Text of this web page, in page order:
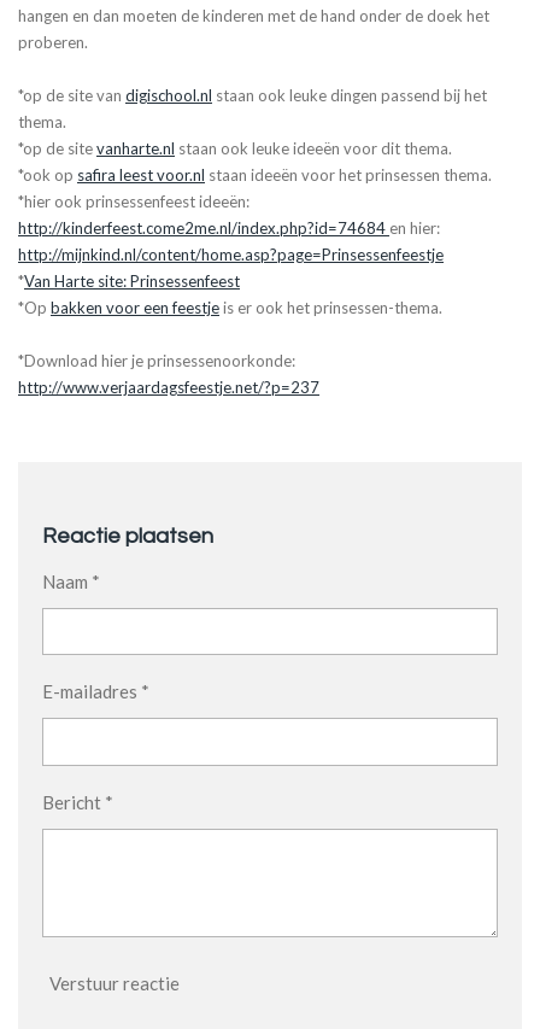
hangen en dan moeten de kinderen met de hand onder de doek het
proberen.
*op de site van digischool.nl staan ook leuke dingen passend bij het
thema.
*op de sitevanharte.nl staan ook leuke ideeën voor dit thema.
*ook op safira leest voor.nl staan ideeën voor het prinsessen thema.
*hier ook prinsessenfeest ideeën:
http://kinderfeest.come2me.nl/index.php?id=74684 en hier:
http://mijnkind.nl/content/home.asp?page=Prinsessenfeestje
*Van Harte site: Prinsessenfeest
*Op bakken voor een feestjeis er ook het prinsessen-thema.
*Download hier je prinsessenoorkonde:
http://www.verjaardagsfeestje.net/?p=237
Reactie plaatsen
Naam *
E-mailadres *
Bericht *
Verstuur reactie